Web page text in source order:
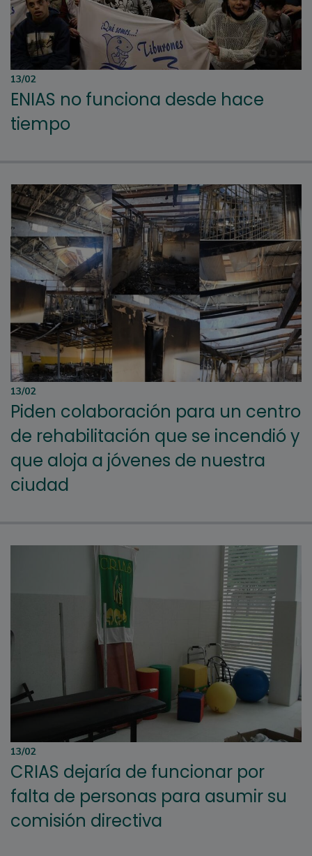
13/02
ENIAS no funciona desde hace
tiempo
13/02
Piden colaboración para un centro
de rehabilitación que se incendió y
que aloja a jóvenes de nuestra
ciudad
13/02
CRIAS dejaría de funcionar por
falta de personas para asumir su
comisión directiva